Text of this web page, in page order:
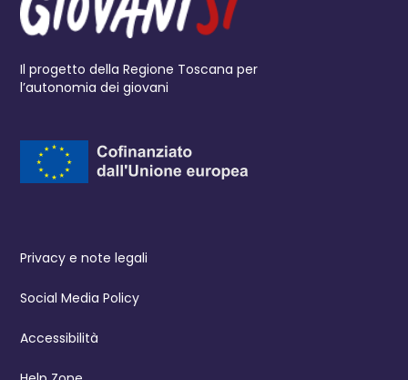
Il progetto della Regione Toscana per
l’autonomia dei giovani
Privacy e note legali
Social Media Policy
Accessibilità